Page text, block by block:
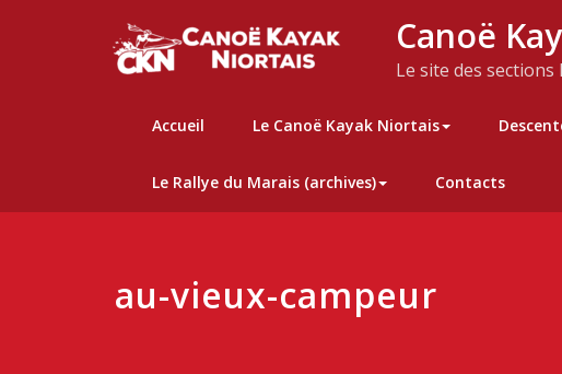
Canoë
Le site des
Accueil Le Canoë Kayak Niortais
Le Rallye du Marais (archives) Contacts
au-vieux-campeur